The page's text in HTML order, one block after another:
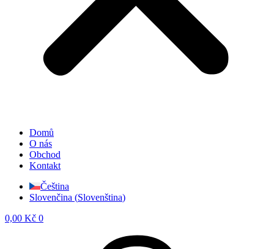
Domů
O nás
Obchod
Kontakt
Čeština
Slovenčina (Slovenština)
0,00 Kč 0